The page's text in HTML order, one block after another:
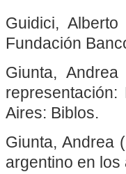
Guidici,
Fundación
Giunta,
Aires: Biblos.
Giunta, Andrea
argentino en los